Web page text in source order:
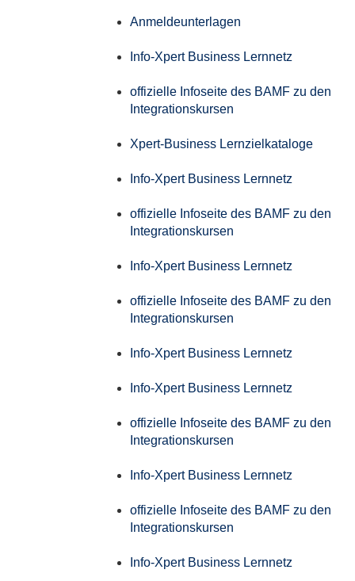
Anmeldeunterlagen
Info-Xpert Business Lernnetz
offizielle Infoseite des BAMF zu den
Integrationskursen
Xpert-Business Lernzielkataloge
Info-Xpert Business Lernnetz
offizielle Infoseite des BAMF zu den
Integrationskursen
Info-Xpert Business Lernnetz
offizielle Infoseite des BAMF zu den
Integrationskursen
Info-Xpert Business Lernnetz
Info-Xpert Business Lernnetz
offizielle Infoseite des BAMF zu den
Integrationskursen
Info-Xpert Business Lernnetz
offizielle Infoseite des BAMF zu den
Integrationskursen
Info-Xpert Business Lernnetz